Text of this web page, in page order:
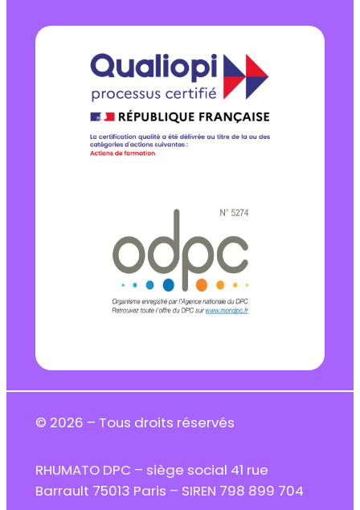
© 2026 – Tous droits réservés
RHUMATO DPC – siège social 41 rue
Barrault 75013 Paris – SIREN 798 899 704